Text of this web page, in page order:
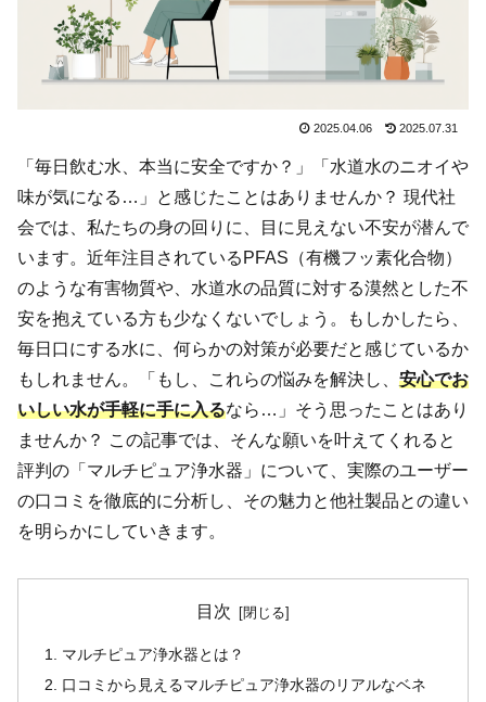
2025.04.06 2025.07.31
「毎日飲む水、本当に安全ですか？」「水道水のニオイや
味が気になる…」と感じたことはありませんか？ 現代社
会では、私たちの身の回りに、目に見えない不安が潜んで
います。近年注目されているPFAS（有機フッ素化合物）
のような有害物質や、水道水の品質に対する漠然とした不
安を抱えている方も少なくないでしょう。もしかしたら、
毎日口にする水に、何らかの対策が必要だと感じているか
もしれません。「もし、これらの悩みを解決し、 安心でお
いしい水が手軽に手に入るなら…」そう思ったことはあり
ませんか？ この記事では、そんな願いを叶えてくれると
評判の「マルチピュア浄水器」について、実際のユーザー
の口コミを徹底的に分析し、その魅力と他社製品との違い
を明らかにしていきます。
目次
マルチピュア浄水器とは？
口コミから見えるマルチピュア浄水器のリアルなベネ